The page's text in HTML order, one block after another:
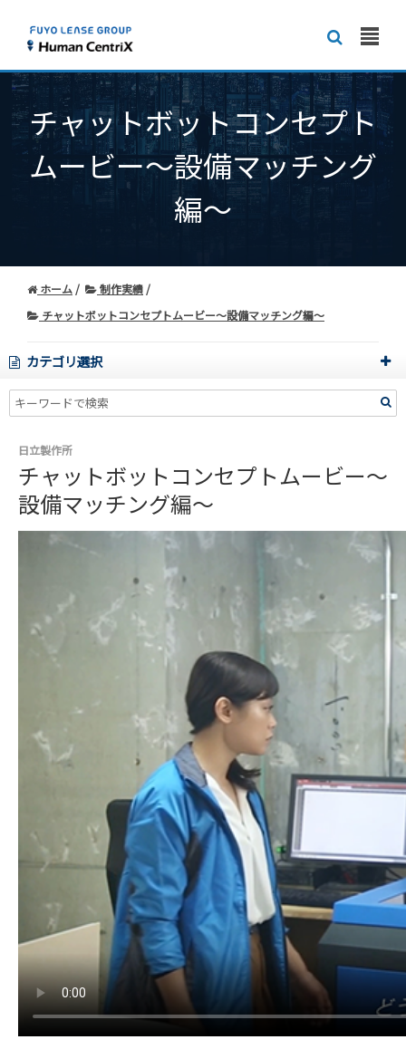
チャットボットコンセプト
ムービー～設備マッチング
編～
ホーム
制作実績
チャットボットコンセプトムービー～設備マッチング編～
カテゴリ選択
日立製作所
チャットボットコンセプトムービー～
設備マッチング編～